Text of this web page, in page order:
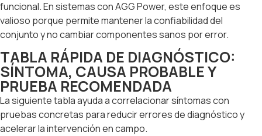
funcional. En sistemas con AGG Power, este enfoque es
valioso porque permite mantener la confiabilidad del
conjunto y no cambiar componentes sanos por error.
TABLA RÁPIDA DE DIAGNÓSTICO:
SÍNTOMA, CAUSA PROBABLE Y
PRUEBA RECOMENDADA
La siguiente tabla ayuda a correlacionar síntomas con
pruebas concretas para reducir errores de diagnóstico y
acelerar la intervención en campo.